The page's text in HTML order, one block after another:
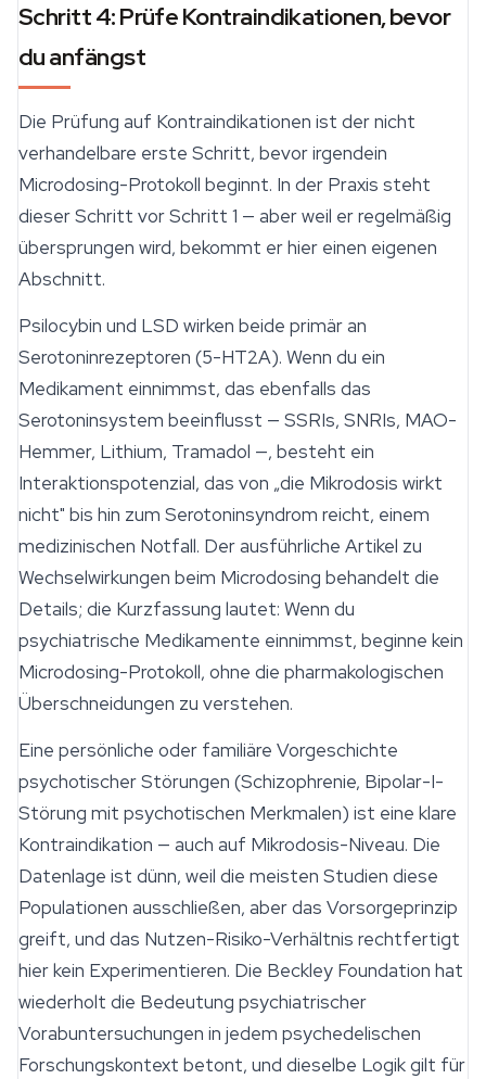
Schritt 4: Prüfe Kontraindikationen, bevor
du anfängst
Die Prüfung auf Kontraindikationen ist der nicht
verhandelbare erste Schritt, bevor irgendein
Microdosing-Protokoll beginnt. In der Praxis steht
dieser Schritt vor Schritt 1 — aber weil er regelmäßig
übersprungen wird, bekommt er hier einen eigenen
Abschnitt.
Psilocybin und LSD wirken beide primär an
Serotoninrezeptoren (5-HT2A). Wenn du ein
Medikament einnimmst, das ebenfalls das
Serotoninsystem beeinflusst — SSRIs, SNRIs, MAO-
Hemmer, Lithium, Tramadol —, besteht ein
Interaktionspotenzial, das von „die Mikrodosis wirkt
nicht" bis hin zum Serotoninsyndrom reicht, einem
medizinischen Notfall. Der ausführliche Artikel zu
Wechselwirkungen beim Microdosing behandelt die
Details; die Kurzfassung lautet: Wenn du
psychiatrische Medikamente einnimmst, beginne kein
Microdosing-Protokoll, ohne die pharmakologischen
Überschneidungen zu verstehen.
Eine persönliche oder familiäre Vorgeschichte
psychotischer Störungen (Schizophrenie, Bipolar-I-
Störung mit psychotischen Merkmalen) ist eine klare
Kontraindikation — auch auf Mikrodosis-Niveau. Die
Datenlage ist dünn, weil die meisten Studien diese
Populationen ausschließen, aber das Vorsorgeprinzip
greift, und das Nutzen-Risiko-Verhältnis rechtfertigt
hier kein Experimentieren. Die Beckley Foundation hat
wiederholt die Bedeutung psychiatrischer
Vorabuntersuchungen in jedem psychedelischen
Forschungskontext betont, und dieselbe Logik gilt für